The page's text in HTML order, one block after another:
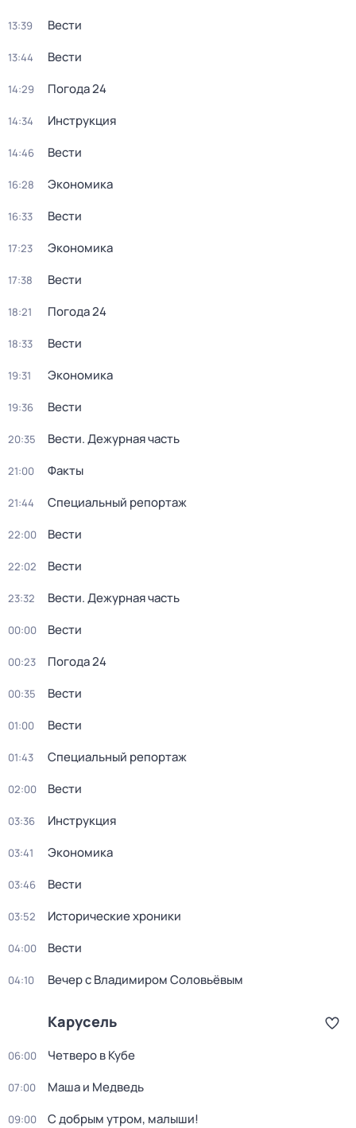
13:39 Вести
13:44 Вести
14:29 Погода 24
14:34 Инструкция
14:46 Вести
16:28 Экономика
16:33 Вести
17:23 Экономика
17:38 Вести
18:21 Погода 24
18:33 Вести
19:31 Экономика
19:36 Вести
20:35 Вести. Дежурная часть
21:00 Факты
21:44 Специальный репортаж
22:00 Вести
22:02 Вести
23:32 Вести. Дежурная часть
00:00 Вести
00:23 Погода 24
00:35 Вести
01:00 Вести
01:43 Специальный репортаж
02:00 Вести
03:36 Инструкция
03:41 Экономика
03:46 Вести
03:52 Исторические хроники
04:00 Вести
04:10 Вечер с Владимиром Соловьёвым
Карусель
06:00 Четверо в Кубе
07:00 Маша и Медведь
09:00 С добрым утром, малыши!